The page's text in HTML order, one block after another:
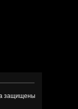
защищены